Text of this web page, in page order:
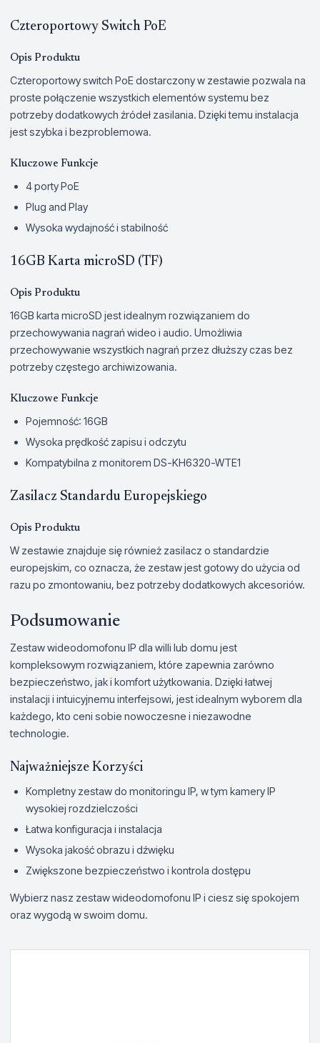
Czteroportowy Switch PoE
Opis Produktu
Czteroportowy switch PoE dostarczony w zestawie pozwala na
proste połączenie wszystkich elementów systemu bez
potrzeby dodatkowych źródeł zasilania. Dzięki temu instalacja
jest szybka i bezproblemowa.
Kluczowe Funkcje
4 porty PoE
Plug and Play
Wysoka wydajność i stabilność
16GB Karta microSD (TF)
Opis Produktu
16GB karta microSD jest idealnym rozwiązaniem do
przechowywania nagrań wideo i audio. Umożliwia
przechowywanie wszystkich nagrań przez dłuższy czas bez
potrzeby częstego archiwizowania.
Kluczowe Funkcje
Pojemność: 16GB
Wysoka prędkość zapisu i odczytu
Kompatybilna z monitorem DS-KH6320-WTE1
Zasilacz Standardu Europejskiego
Opis Produktu
W zestawie znajduje się również zasilacz o standardzie
europejskim, co oznacza, że zestaw jest gotowy do użycia od
razu po zmontowaniu, bez potrzeby dodatkowych akcesoriów.
Podsumowanie
Zestaw wideodomofonu IP dla willi lub domu jest
kompleksowym rozwiązaniem, które zapewnia zarówno
bezpieczeństwo, jak i komfort użytkowania. Dzięki łatwej
instalacji i intuicyjnemu interfejsowi, jest idealnym wyborem dla
każdego, kto ceni sobie nowoczesne i niezawodne
technologie.
Najważniejsze Korzyści
Kompletny zestaw do monitoringu IP, w tym kamery IP
wysokiej rozdzielczości
Łatwa konfiguracja i instalacja
Wysoka jakość obrazu i dźwięku
Zwiększone bezpieczeństwo i kontrola dostępu
Wybierz nasz zestaw wideodomofonu IP i ciesz się spokojem
oraz wygodą w swoim domu.